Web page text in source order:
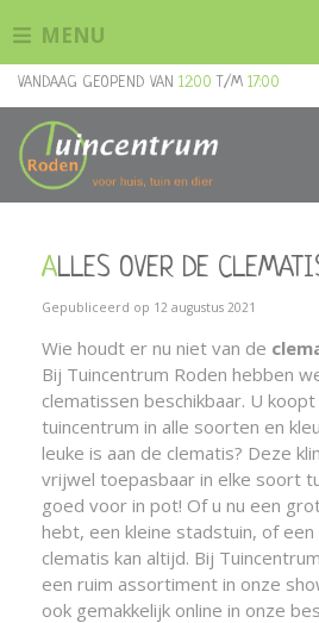
n
VANDAAG GEOPEND VAN 12:00 T/M 17:00
MENU
ALLES OVER DE
Gepubliceerd op 12 augustus 2021
Wie houdt er nu niet van de
Bij Tuincentrum Roden hebben
clematissen beschikbaar. U
tuincentrum in alle soorten en
leuke is aan de clematis? Deze
vrijwel toepasbaar in elke soort
goed voor in pot! Of u nu een
hebt, een kleine stadstuin, of een
clematis kan altijd. Bij
een ruim assortiment in onze
ook gemakkelijk online in onze